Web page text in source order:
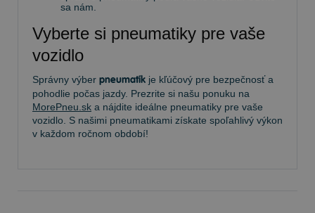
sa nám.
Vyberte si pneumatiky pre vaše
vozidlo
Správny výber pneumatík je kľúčový pre bezpečnosť a
pohodlie počas jazdy. Prezrite si našu ponuku na
MorePneu.sk a nájdite ideálne pneumatiky pre vaše
vozidlo. S našimi pneumatikami získate spoľahlivý výkon
v každom ročnom období!